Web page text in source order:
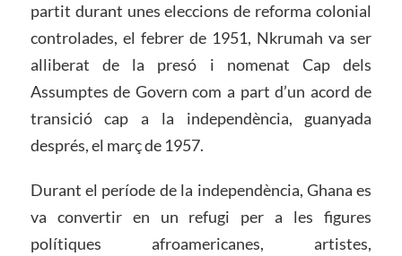
partit durant unes eleccions de reforma colonial
controlades, el febrer de 1951, Nkrumah va ser
alliberat de la presó i nomenat Cap dels
Assumptes de Govern com a part d’un acord de
transició cap a la independència, guanyada
després, el març de 1957.
Durant el període de la independència, Ghana es
va convertir en un refugi per a les figures
polítiques afroamericanes, artistes,